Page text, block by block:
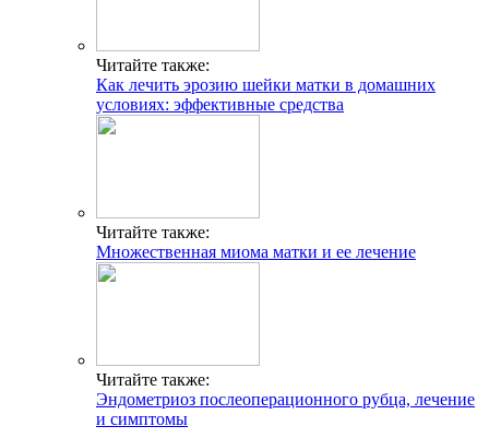
Читайте также:
Как лечить эрозию шейки матки в домашних
условиях: эффективные средства
Читайте также:
Множественная миома матки и ее лечение
Читайте также:
Эндометриоз послеоперационного рубца, лечение
и симптомы